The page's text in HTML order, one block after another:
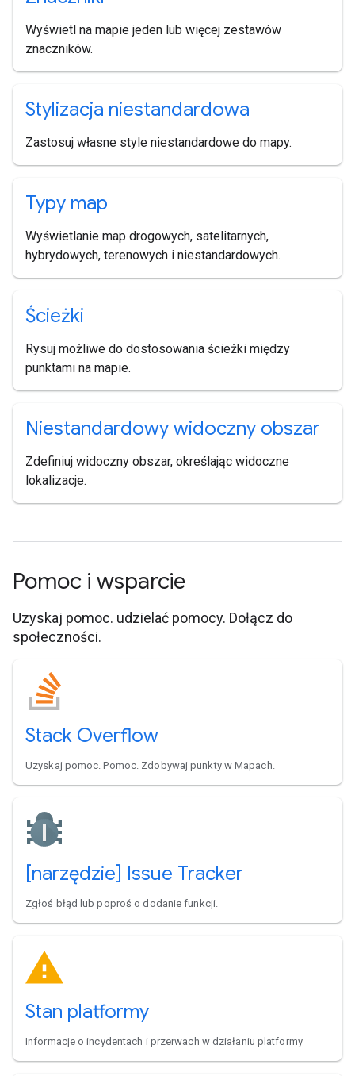
Wyświetl na mapie jeden lub więcej zestawów
znaczników.
Stylizacja niestandardowa
Zastosuj własne style niestandardowe do mapy.
Typy map
Wyświetlanie map drogowych, satelitarnych,
hybrydowych, terenowych i niestandardowych.
Ścieżki
Rysuj możliwe do dostosowania ścieżki między
punktami na mapie.
Niestandardowy widoczny obszar
Zdefiniuj widoczny obszar, określając widoczne
lokalizacje.
Pomoc i wsparcie
Uzyskaj pomoc. udzielać pomocy. Dołącz do
społeczności.
Stack Overflow
Uzyskaj pomoc. Pomoc. Zdobywaj punkty w Mapach.
[narzędzie] Issue Tracker
Zgłoś błąd lub poproś o dodanie funkcji.
Stan platformy
Informacje o incydentach i przerwach w działaniu platformy